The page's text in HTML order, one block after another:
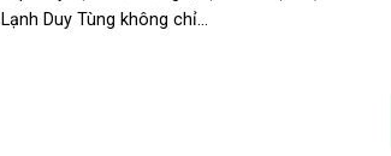
Lạnh Duy Tùng không chỉ...